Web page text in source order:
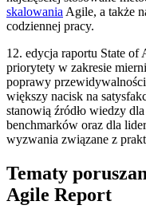
skalowania Agile, a także
codziennej pracy.
12. edycja raportu State
priorytety w zakresie
poprawy
większy nacisk na
stanowią źródło wiedzy
benchmarków oraz dla
wyzwania związane z
Tematy
Agile Report